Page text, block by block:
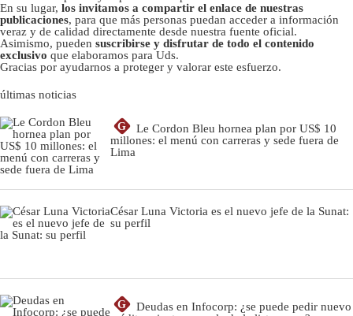
En su lugar, los invitamos a compartir el enlace de nuestras
publicaciones, para que más personas puedan acceder a información
veraz y de calidad directamente desde nuestra fuente oficial.
Asimismo, pueden suscribirse y disfrutar de todo el contenido
exclusivo que elaboramos para Uds.
Gracias por ayudarnos a proteger y valorar este esfuerzo.
últimas noticias
G
Le Cordon Bleu hornea plan por US$ 10
millones: el menú con carreras y sede fuera de
Lima
César Luna Victoria es el nuevo jefe de la Sunat:
su perfil
G
Deudas en Infocorp: ¿se puede pedir nuevo